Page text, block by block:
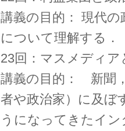
講義の目的： 現代
について理解する．
23回：マスメディア
講義の目的： 新聞
者や政治家）に及ぼ
うになってきたイ